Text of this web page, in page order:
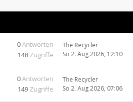
0Antworten
148 Zugriffe
The Recycler
So 2. Aug 2026, 12:10
0Antworten
149 Zugriffe
The Recycler
So 2. Aug 2026, 07:06